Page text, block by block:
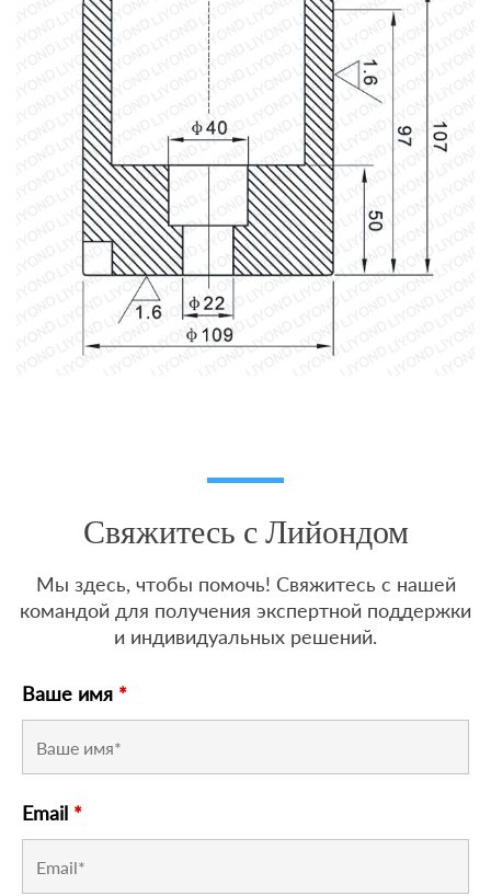
Свяжитесь с Лийондом
Мы здесь, чтобы помочь! Свяжитесь с нашей
командой для получения экспертной поддержки
и индивидуальных решений.
Ваше имя *
Email *